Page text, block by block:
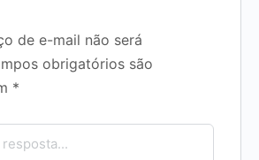
de e-mail não será
obrigatórios são
*